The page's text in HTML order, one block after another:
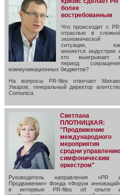
более
востребованным
Что происходит с
отраслью в
экономической
ситуации,
меняется индустрия
кто выигрывает
период
коммуникационных бюджетов?
На вопросы PR-files отвечает
Умаров, генеральный директор
Comunica.
Светлана
ПЛОТНИЦКАЯ:
"Продвижение
международного
мероприятия
сродни управлению
симфоническим
оркестром"
Руководитель направления «PR
Продвижение» Фонда «Форум
в интервью PR-files об опыте